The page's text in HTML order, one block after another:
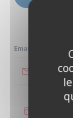
Email address